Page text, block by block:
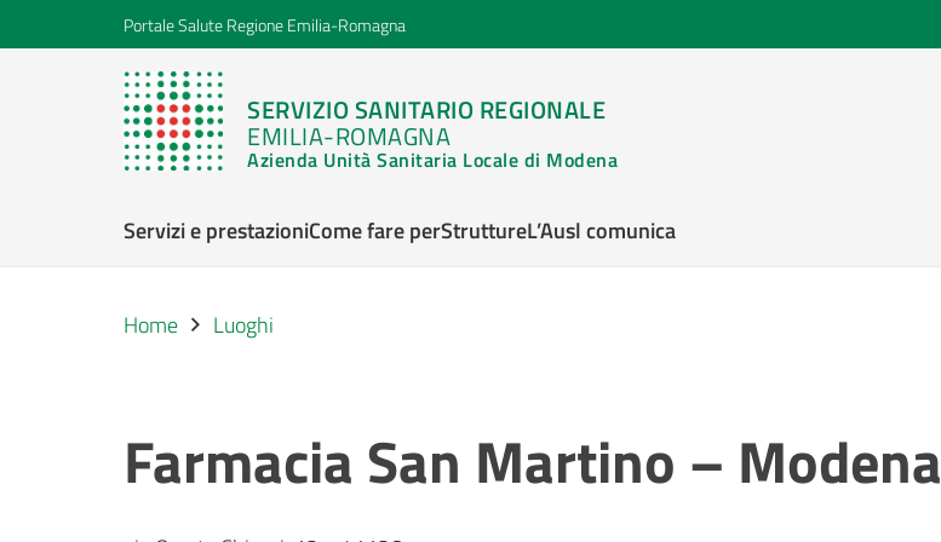
Portale Salute Regione Emilia-Romagna
SERVIZIO SANITARIO REGIONALE
EMILIA-ROMAGNA
Azienda Unità Sanitaria Locale di Modena
Servizi e prestazioniCome fare perStruttureL’Ausl comunica
Home Luoghi
Farmacia San Martino – Modena